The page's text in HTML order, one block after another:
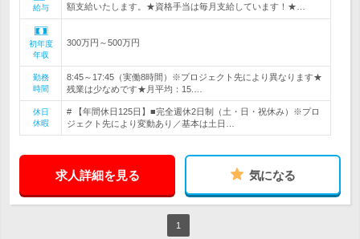
給与
額支給いたします。★資格手当は毎月支給しています！★…
初年度
年収
300万円～500万円
勤務
時間
8:45～17:45（実働8時間）※プロジェクト先により異なります★
残業は少なめです★月平均：15.…
休日
休暇
# 【年間休日125日】■完全週休2日制（土・日・祝休み）※プロ
ジェクト先により変動あり／基本は土日…
求人詳細を見る 気になる
1